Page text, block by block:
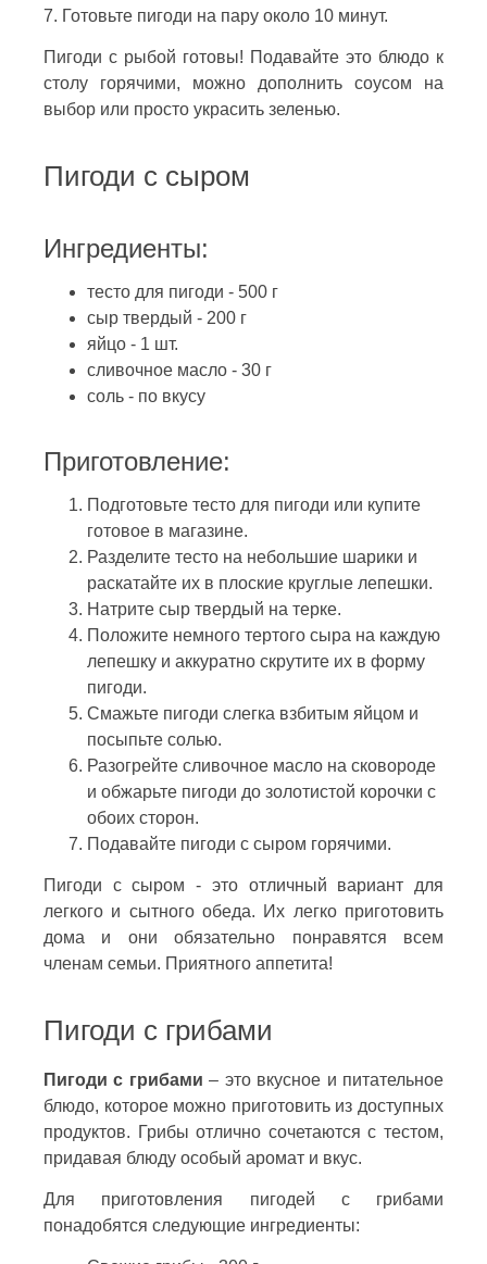
7. Готовьте пигоди на пару около 10 минут.
Пигоди с рыбой готовы! Подавайте это блюдо к
столу горячими, можно дополнить соусом на
выбор или просто украсить зеленью.
Пигоди с сыром
Ингредиенты:
тесто для пигоди - 500 г
сыр твердый - 200 г
яйцо - 1 шт.
сливочное масло - 30 г
соль - по вкусу
Приготовление:
Подготовьте тесто для пигоди или купите
готовое в магазине.
Разделите тесто на небольшие шарики и
раскатайте их в плоские круглые лепешки.
Натрите сыр твердый на терке.
Положите немного тертого сыра на каждую
лепешку и аккуратно скрутите их в форму
пигоди.
Смажьте пигоди слегка взбитым яйцом и
посыпьте солью.
Разогрейте сливочное масло на сковороде
и обжарьте пигоди до золотистой корочки с
обоих сторон.
Подавайте пигоди с сыром горячими.
Пигоди с сыром - это отличный вариант для
легкого и сытного обеда. Их легко приготовить
дома и они обязательно понравятся всем
членам семьи. Приятного аппетита!
Пигоди с грибами
Пигоди с грибами – это вкусное и питательное
блюдо, которое можно приготовить из доступных
продуктов. Грибы отлично сочетаются с тестом,
придавая блюду особый аромат и вкус.
Для приготовления пигодей с грибами
понадобятся следующие ингредиенты: